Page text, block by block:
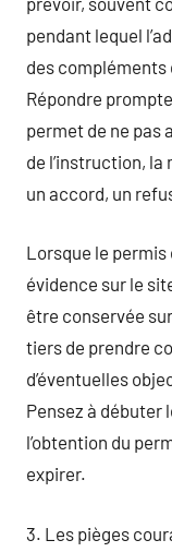
pendant lequel
des compléments
Répondre
permet de ne pas
de l’instruction,
un accord, un
Lorsque le
évidence sur le
être conservée
tiers de prendre
d’éventuelles
Pensez à débuter
l’obtention du
expirer.
3. Les pièges